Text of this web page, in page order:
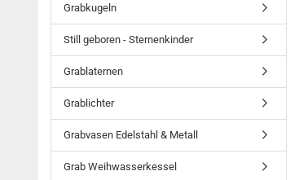
Grabkugeln
Still geboren - Sternenkinder
Grablaternen
Grablichter
Grabvasen Edelstahl & Metall
Grab Weihwasserkessel